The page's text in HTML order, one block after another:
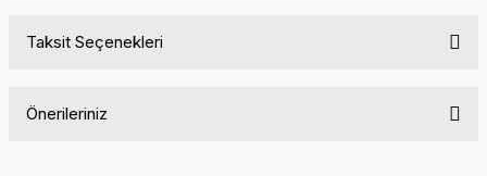
Taksit Seçenekleri
Önerileriniz